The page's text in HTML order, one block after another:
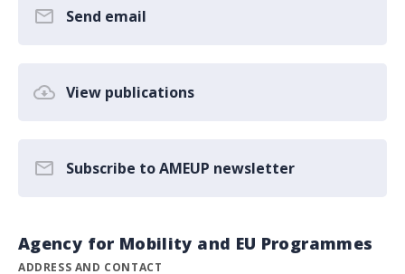
Send email
View publications
Subscribe to AMEUP newsletter
Agency for Mobility and EU Programmes
ADDRESS AND CONTACT